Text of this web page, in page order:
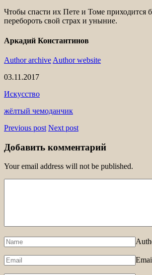
Чтобы спасти их Пете и Томе приходится
перебороть свой страх и уныние.
Аркадий Константинов
Author archive Author website
03.11.2017
Искусство
жёлтый чемоданчик
Previous post Next post
Добавить комментарий
Your email address will not be published.